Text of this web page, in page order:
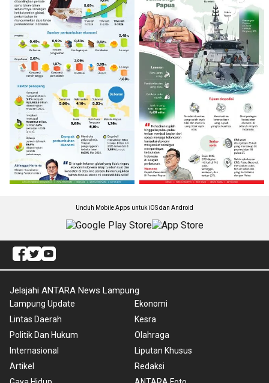
Unduh Mobile Apps untuk iOS dan Android
Jelajahi ANTARA News Lampung
Lampung Update
Lintas Daerah
Politik Dan Hukum
Internasional
Artikel
Ekonomi
Kesra
Olahraga
Liputan Khusus
Redaksi